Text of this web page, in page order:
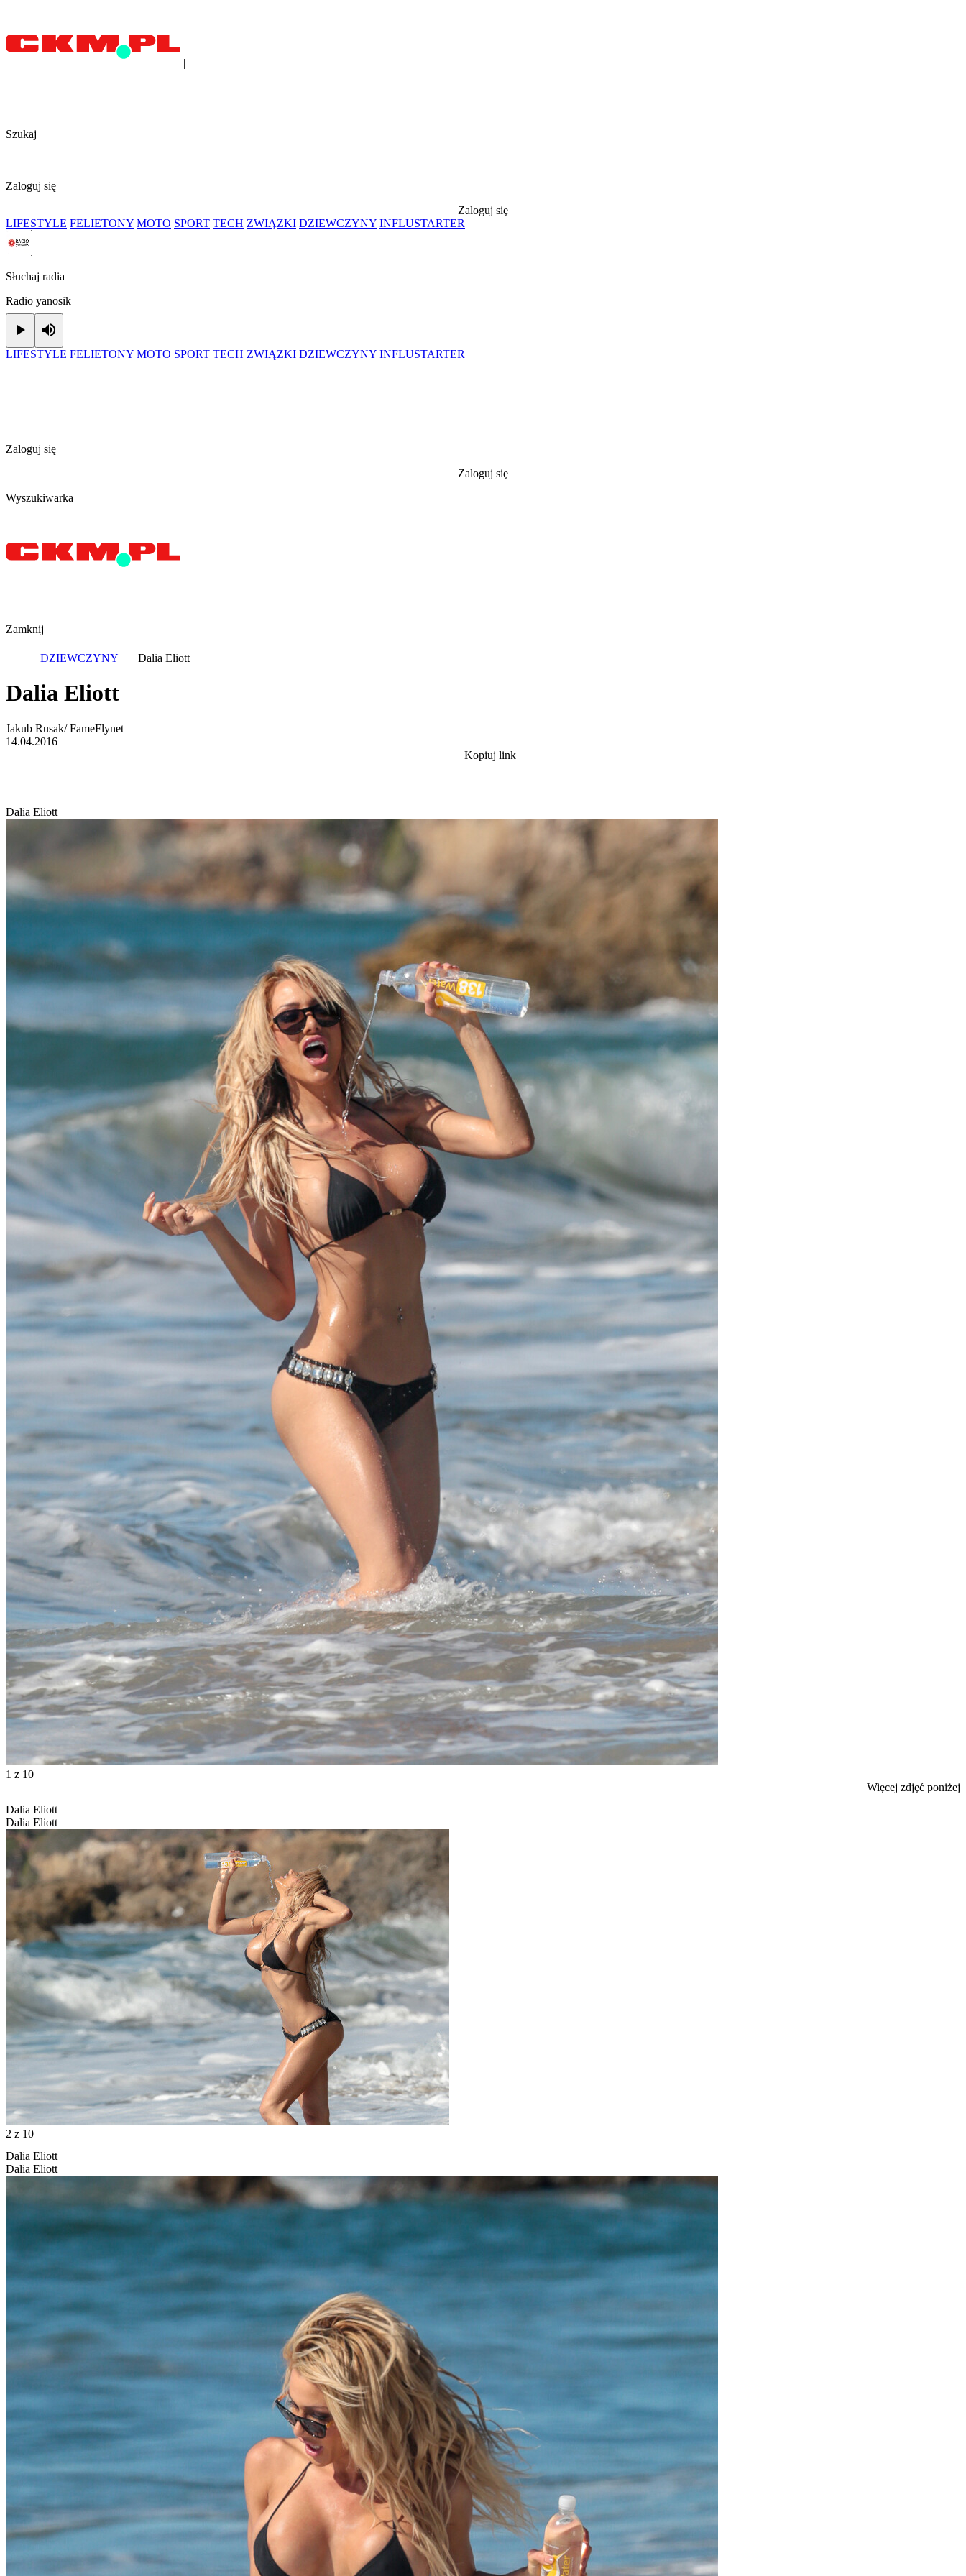
|
Szukaj
Zaloguj się
Zaloguj się
LIFESTYLE FELIETONY MOTO SPORT TECH ZWIĄZKI DZIEWCZYNY INFLUSTARTER
Słuchaj radia
Radio yanosik
Play
LIFESTYLE FELIETONY MOTO SPORT TECH ZWIĄZKI DZIEWCZYNY INFLUSTARTER
Zaloguj się
Zaloguj się
Wyszukiwarka
Zamknij
DZIEWCZYNY Dalia Eliott
Dalia Eliott
Jakub Rusak/ FameFlynet
14.04.2016
Kopiuj link
Dalia Eliott
1 z 10
Więcej zdjęć poniżej
Dalia Eliott
Dalia Eliott
2 z 10
Dalia Eliott
Dalia Eliott